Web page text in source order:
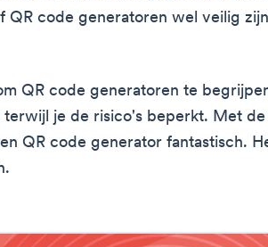
QR code generatoren wel veilig
QR code generatoren te
je de risico's beperkt. Met de
QR code generator fantastisch.